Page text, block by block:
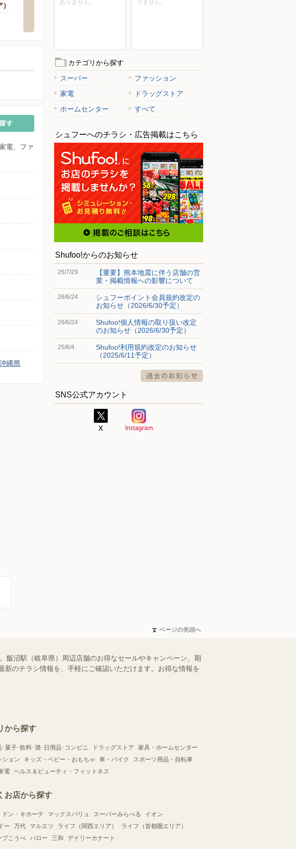
電、ファ
沖縄県
ありません。
りません。
カテゴリから探す
スーパー
ファッション
家電
ドラッグストア
ホームセンター
すべて
シュフーへのチラシ・広告掲載はこちら
Shufoo!からのお知らせ
26/7/29
【重要】熊本地震に伴う店舗の営
業・掲載情報への影響について
26/6/24
シュフーポイント会員規約改定の
お知らせ（2026/6/30予定）
26/6/24
Shufoo!個人情報の取り扱い改定
のお知らせ（2026/6/30予定）
25/6/4
Shufoo!利用規約改定のお知らせ
（2025/6/11予定）
SNS公式アカウント
ページの先頭へ
飯沼駅（岐阜県）周辺店舗のお得なセールやキャンペーン、期
のチラシ情報を、手軽にご確認いただけます。お得な情報を
から探す
･菓子･飲料･酒･日用品･コンビニ ドラッグストア
家具・ホームセンター
ション キッズ・ベビー・おもちゃ 車・バイク
スポーツ用品・自転車
電 ヘルス＆ビューティ・フィットネス
お店から探す
ドン・キホーテ マックスバリュ スーパーみらべる
イオン
ー
万代 マルエツ ライフ（関西エリア）
ライフ（首都圏エリア）
プこうべ バロー 三和 デイリーカナート